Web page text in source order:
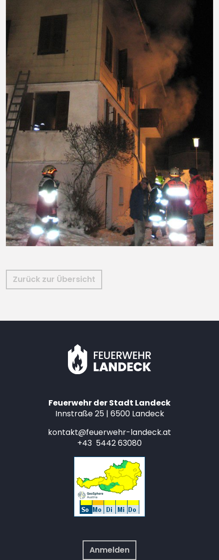
Zurück zur Übersicht
Feuerwehr der Stadt Landeck
Innstraße 25 | 6500 Landeck
kontakt@feuerwehr-landeck.at
+43 5442 63080
Anmelden